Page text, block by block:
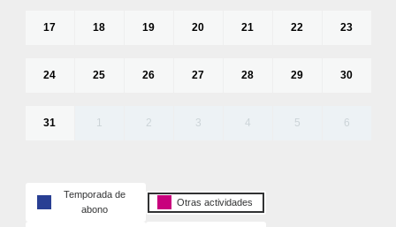
17 18 19 20 21 22 23
24 25 26 27 28 29 30
31 1 2 3 4 5 6
Temporada de
abono
Otras actividades